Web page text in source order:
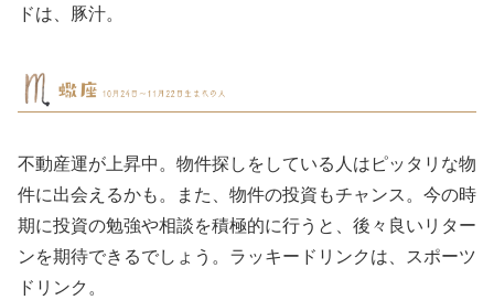
ドは、豚汁。
不動産運が上昇中。物件探しをしている人はピッタリな物
件に出会えるかも。また、物件の投資もチャンス。今の時
期に投資の勉強や相談を積極的に行うと、後々良いリター
ンを期待できるでしょう。ラッキードリンクは、スポーツ
ドリンク。